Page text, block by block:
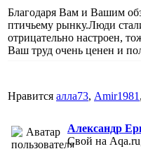
Благодаря Вам и Вашим
птичьему рынку.Люди
отрицательно настроен,
Ваш труд очень ценен и
Нравится алла73, Amir1981 ,
Александр
Свой на